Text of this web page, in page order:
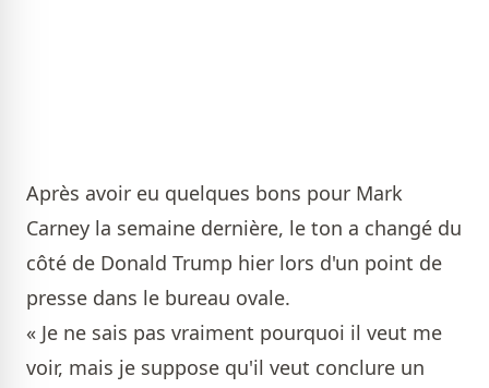
Après avoir eu quelques bons pour Mark
Carney la semaine dernière, le ton a changé du
côté de Donald Trump hier lors d'un point de
presse dans le bureau ovale.
« Je ne sais pas vraiment pourquoi il veut me
voir, mais je suppose qu'il veut conclure un